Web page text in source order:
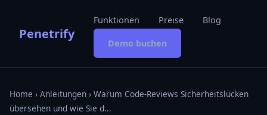
Penetrify
Funktionen Preise Blog
Demo buchen
Home › Anleitungen › Warum Code-Reviews Sicherheitslücken
übersehen und wie Sie d...